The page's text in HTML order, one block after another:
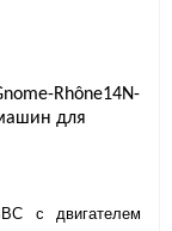
Rhône14N-
для
с двигателем